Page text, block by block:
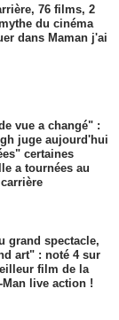
76 films, 2
du cinéma
dans Maman j'ai
vue a changé" :
juge aujourd'hui
certaines
a tournées au
grand spectacle,
art" : noté 4 sur
film de la
live action !